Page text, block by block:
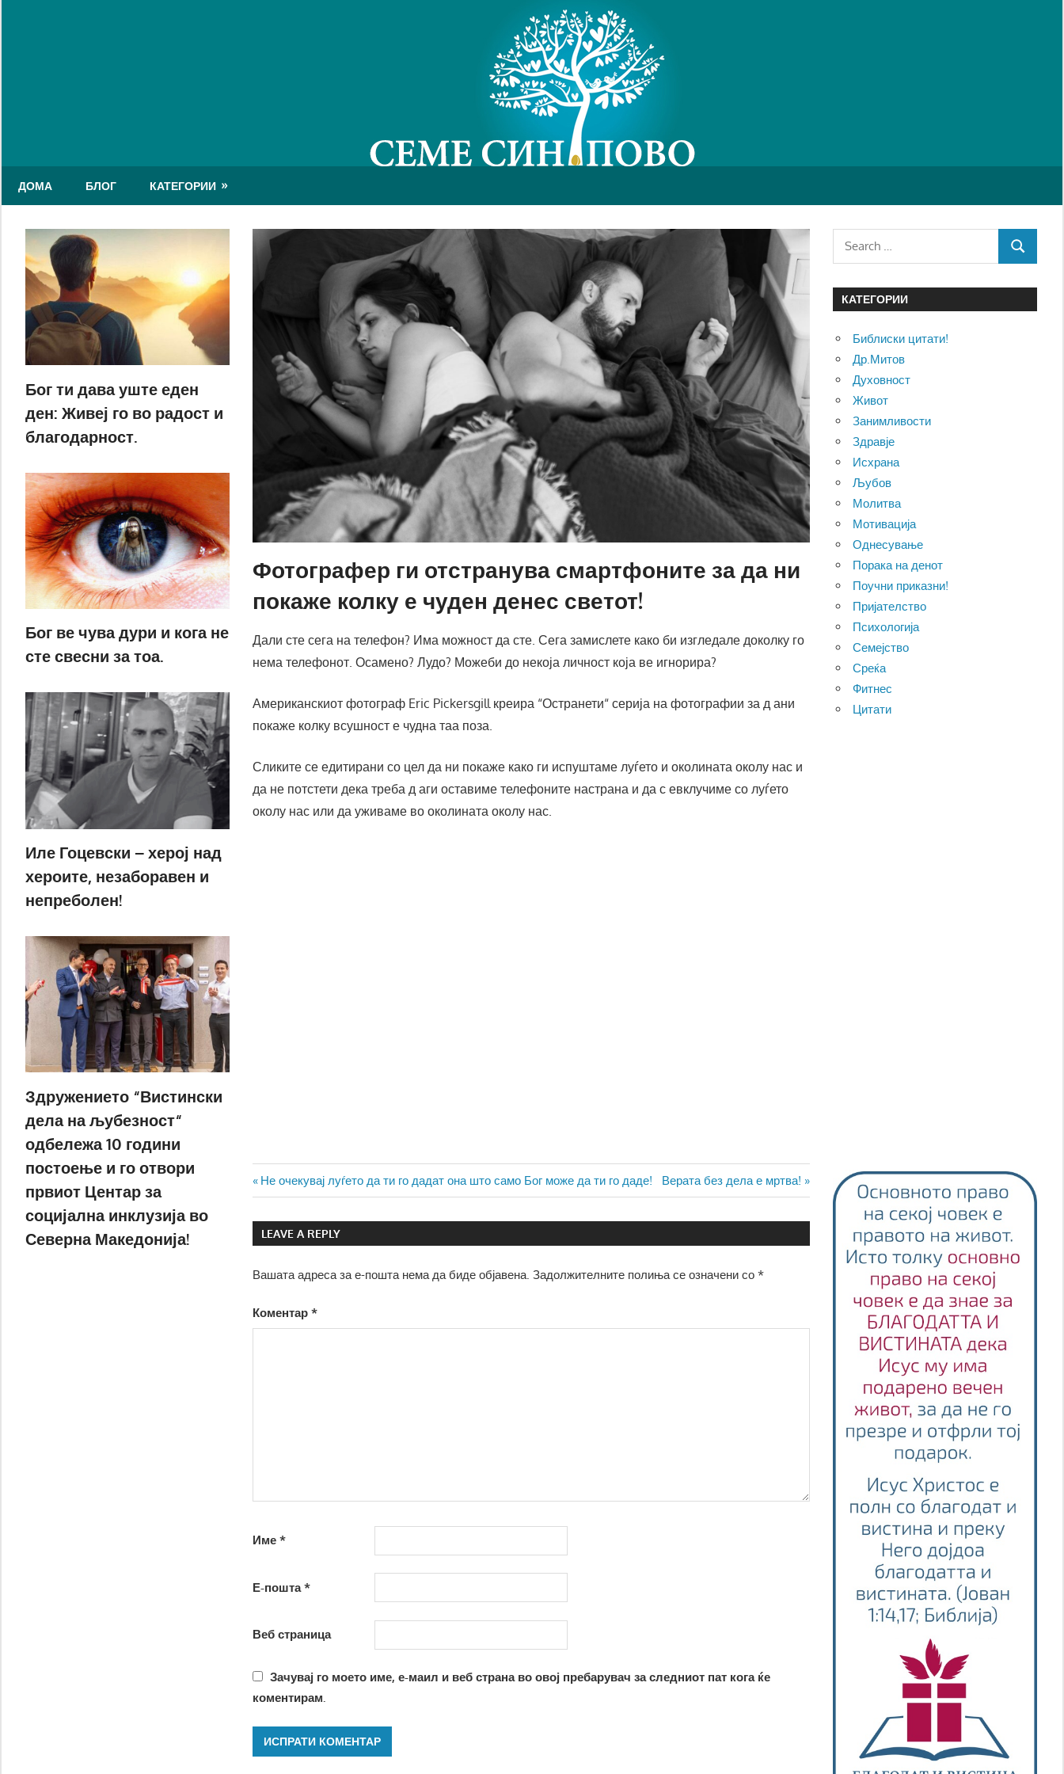
ДОМА БЛОГ КАТЕГОРИИ
Фотографер ги отстранува смартфоните за да ни
покаже колку е чуден денес светот!
Дали сте сега на телефон? Има можност да сте. Сега замислете како би изгледале доколку го
нема телефонот. Осамено? Лудо? Можеби до некоја личност која ве игнорира?
Американскиот фотограф Eric Pickersgill креира “Остранети“ серија на фотографии за д ани
покаже колку всушност е чудна таа поза.
Сликите се едитирани со цел да ни покаже како ги испуштаме луѓето и околината околу нас и
да не потстети дека треба д аги оставиме телефоните настрана и да с евклучиме со луѓето
околу нас или да уживаме во околината околу нас.
Навигација
на
напис
Previous
Post:
Не очекувај луѓето да ти го дадат она што само Бог може да ти го даде!
Next
Post:
Верата без дела е мртва!
LEAVE A REPLY
Вашата адреса за е-пошта нема да биде објавена. Задолжителните полиња се означени со*
Коментар*
Име*
Е-пошта*
Веб страница
Зачувај го моето име, е-маил и веб страна во овој пребарувач за следниот пат кога ќе
коментирам.
Бог ти дава уште еден
ден: Живеј го во радост и
благодарност.
Бог ве чува дури и кога не
сте свесни за тоа.
Иле Гоцевски – херој над
хероите, незаборавен и
непреболен!
Здружението “Вистински
дела на љубезност“
одбележа 10 години
постоење и го отвори
првиот Центар за
социјална инклузија во
Северна Македонија!
Search
SEARCH
КАТЕГОРИИ
Библиски цитати!
Др.Митов
Духовност
Живот
Занимливости
Здравје
Исхрана
Љубов
Молитва
Мотивација
Однесување
Порака на денот
Поучни приказни!
Пријателство
Психологија
Семејство
Среќа
Фитнес
Цитати